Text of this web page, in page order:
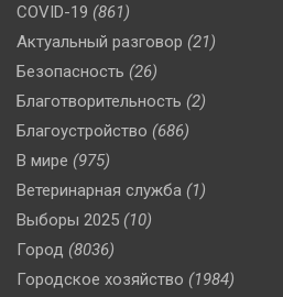
COVID-19 (861)
Актуальный разговор (21)
Безопасность (26)
Благотворительность (2)
Благоустройство (686)
В мире (975)
Ветеринарная служба (1)
Выборы 2025 (10)
Город (8036)
Городское хозяйство (1984)